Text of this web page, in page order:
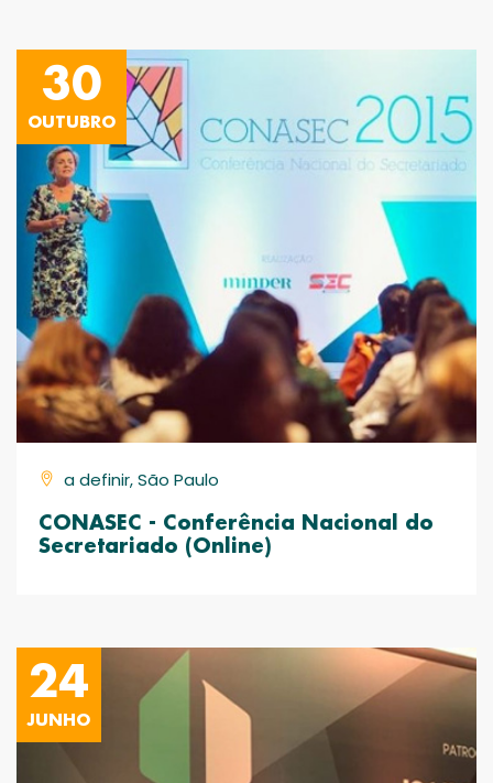
30
OUTUBRO
a definir, São Paulo
CONASEC - Conferência Nacional do
Secretariado (Online)
24
JUNHO